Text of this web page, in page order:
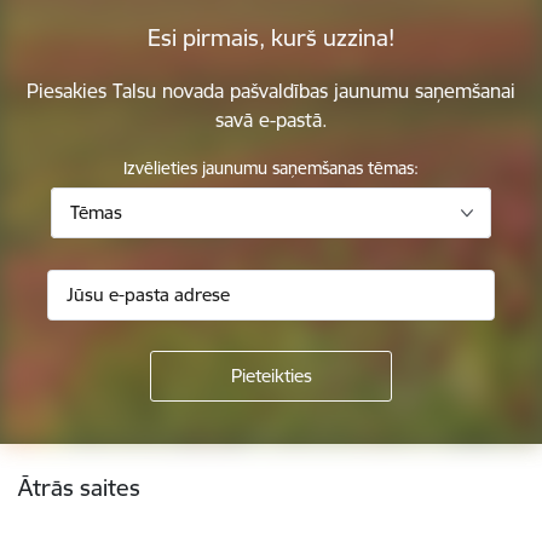
Esi pirmais, kurš uzzina!
Piesakies Talsu novada pašvaldības jaunumu saņemšanai
savā e-pastā.
Izvēlieties jaunumu saņemšanas tēmas:
Tēmas
Kājene
Ātrās saites